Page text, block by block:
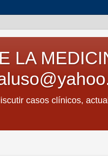
LA
casos clínicos,